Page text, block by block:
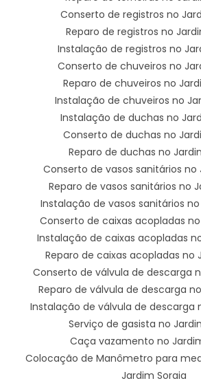
Conserto de registros no
Reparo de registros no
Instalação de registros no
Conserto de chuveiros no
Reparo de chuveiros no
Instalação de chuveiros no
Instalação de duchas no
Conserto de duchas no
Reparo de duchas no
Conserto de vasos sanitários no
Reparo de vasos sanitários no
Instalação de vasos sanitários
Conserto de caixas acopladas
Instalação de caixas acopladas
Reparo de caixas acopladas no
Conserto de válvula de descarga
Reparo de válvula de descarga
Instalação de válvula de descarga
Serviço de gasista no
Caça vazamento no
Colocação de Manômetro para
Jardim Soraia